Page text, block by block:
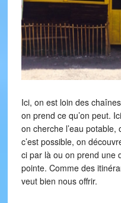
Ici, on est loin des
on prend ce qu’on peut.
on cherche l’eau potable,
c’est possible, on
ci par là ou on prend une
pointe. Comme des
veut bien nous offrir.